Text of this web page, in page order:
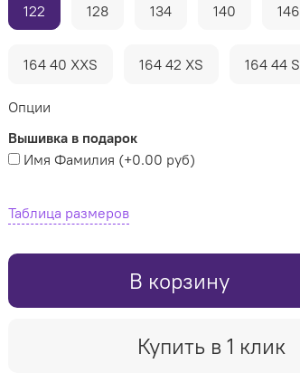
Таблица размеров
В корзину
Купить в 1 клик
122 128 134 140 146
164 40 XXS 164 42 XS 164 44 S
Опции
Вышивка в подарок
Имя Фамилия (+0.00 руб)